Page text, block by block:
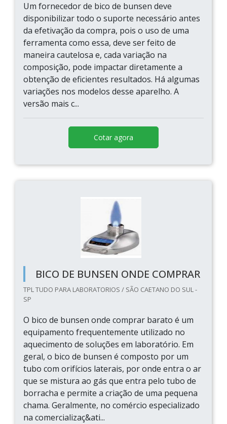
Um fornecedor de bico de bunsen deve
disponibilizar todo o suporte necessário antes
da efetivação da compra, pois o uso de uma
ferramenta como essa, deve ser feito de
maneira cautelosa e, cada variação na
composição, pode impactar diretamente a
obtenção de eficientes resultados. Há algumas
variações nos modelos desse aparelho. A
versão mais c...
Cotar agora
BICO DE BUNSEN ONDE COMPRAR
TPL TUDO PARA LABORATORIOS / SÃO CAETANO DO SUL -
SP
O bico de bunsen onde comprar barato é um
equipamento frequentemente utilizado no
aquecimento de soluções em laboratório. Em
geral, o bico de bunsen é composto por um
tubo com orifícios laterais, por onde entra o ar
que se mistura ao gás que entra pelo tubo de
borracha e permite a criação de uma pequena
chama. Geralmente, no comércio especializado
na comercializaç&ati...